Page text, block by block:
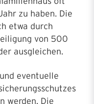
zu haben. Die
etwa durch
von 500
ausgleichen.
eventuelle
werden. Die